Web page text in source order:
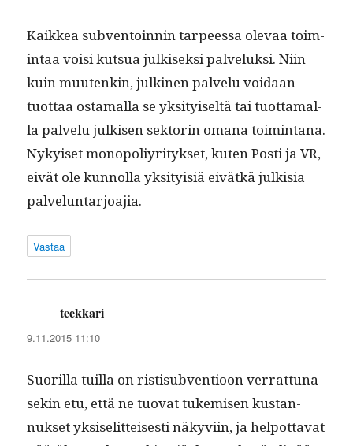
Kaikkea sub­ven­toin­nin tarpeessa ole­vaa toim­
intaa voisi kut­sua julkisek­si palveluk­si. Niin
kuin muutenkin, julki­nen palvelu voidaan
tuot­taa osta­mal­la se yksi­tyiseltä tai tuot­ta­mal­
la palvelu julkisen sek­torin omana toim­intana.
Nykyiset monop­o­liyri­tyk­set, kuten Posti ja VR,
eivät ole kun­nol­la yksi­ty­isiä eivätkä julk­isia
palveluntarjoajia.
Vastaa
teekkari
9.11.2015 11:10
Suo­ril­la tuil­la on ris­tisub­ven­tioon ver­rat­tuna
sekin etu, että ne tuo­vat tukemisen kus­tan­
nuk­set yksiselit­teis­es­ti näkyvi­in, ja helpot­ta­vat